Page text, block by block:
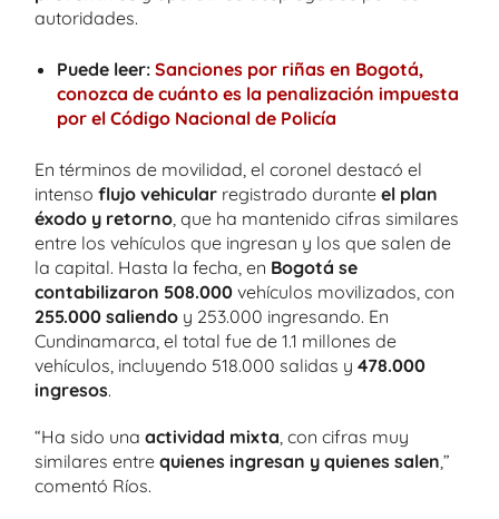
autoridades.
Puede leer: Sanciones por riñas en Bogotá,
conozca de cuánto es la penalización impuesta
por el Código Nacional de Policía
En términos de movilidad, el coronel destacó el
intenso flujo vehicular registrado durante el plan
éxodo y retorno , que ha mantenido cifras similares
entre los vehículos que ingresan y los que salen de
la capital. Hasta la fecha, en Bogotá se
contabilizaron 508.000 vehículos movilizados, con
255.000 saliendo y 253.000 ingresando. En
Cundinamarca, el total fue de 1.1 millones de
vehículos, incluyendo 518.000 salidas y 478.000
ingresos.
“Ha sido una actividad mixta , con cifras muy
similares entre quienes ingresan y quienes salen ,”
comentó Ríos.